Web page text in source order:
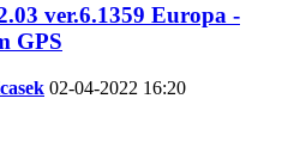
ver.6.1359 Europa -
GPS
02-04-2022 16:20